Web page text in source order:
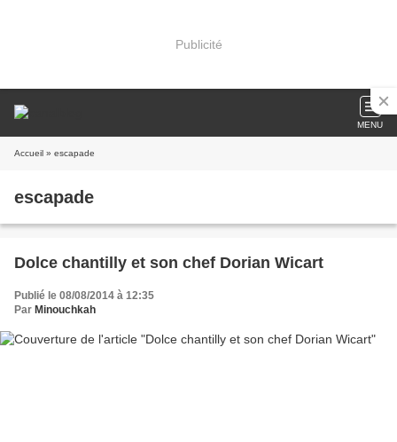
Publicité
MENU
Accueil » escapade
escapade
Dolce chantilly et son chef Dorian Wicart
Publié le 08/08/2014 à 12:35
Par Minouchkah